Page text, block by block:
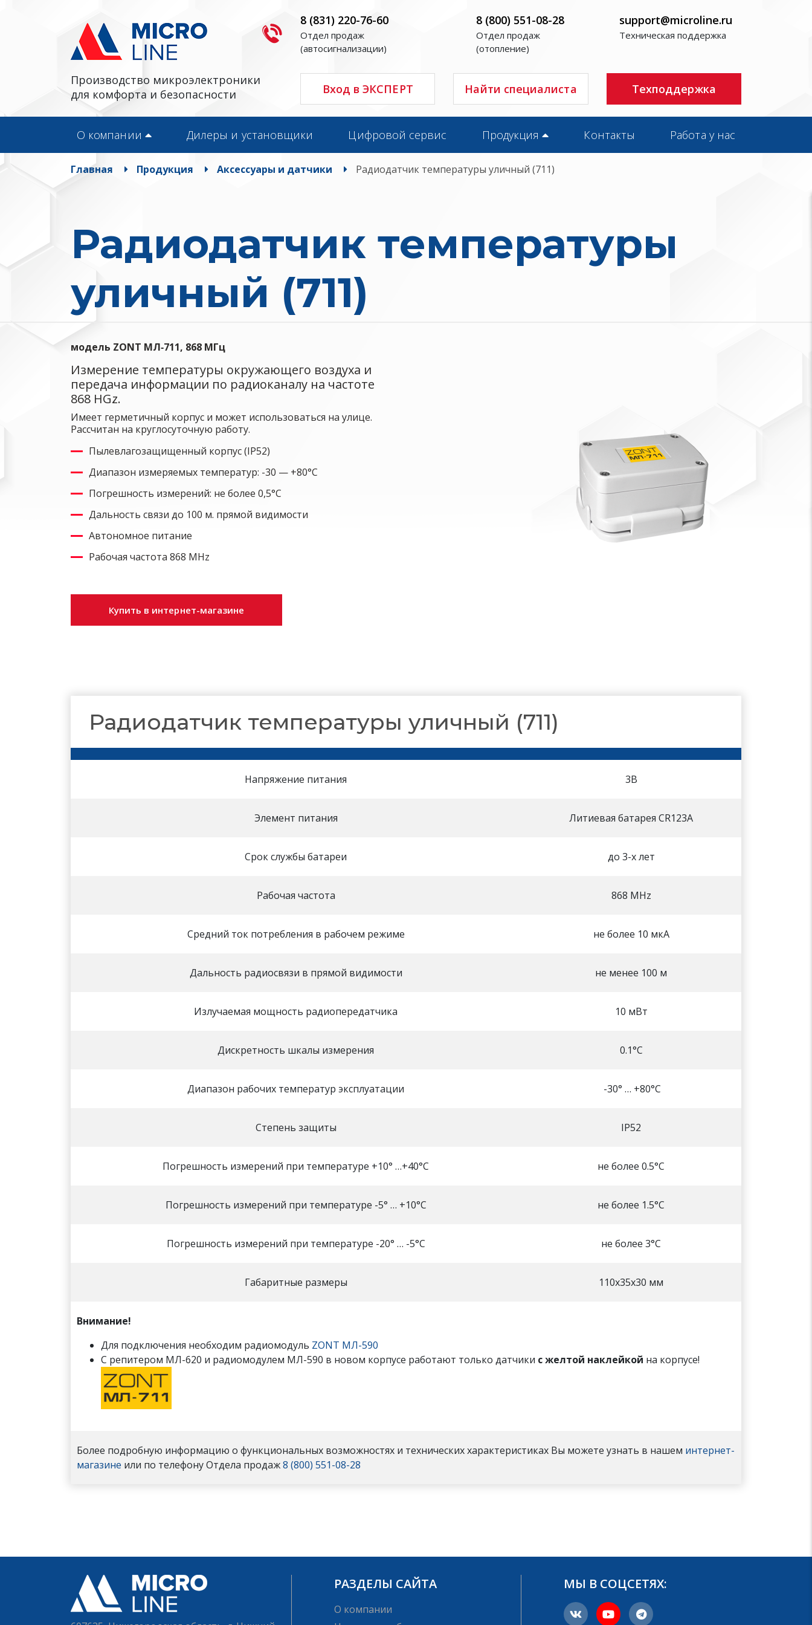
Производство микроэлектроники
для комфорта и безопасности
8 (831) 220-76-60
Отдел продаж
(автосигнализации)
8 (800) 551-08-28
Отдел продаж
(отопление)
support@microline.ru
Техническая поддержка
Вход в ЭКСПЕРТ Найти специалиста Техподдержка
О компании Дилеры и установщики Цифровой сервис Продукция Контакты Работа у нас
Главная Продукция Аксессуары и датчики Радиодатчик температуры уличный (711)
Радиодатчик температуры
уличный (711)
модель ZONT МЛ‑711, 868 МГц
Измерение температуры окружающего воздуха и
передача информации по радиоканалу на частоте
868 HGz.
Имеет герметичный корпус и может использоваться на улице.
Рассчитан на круглосуточную работу.
Пылевлагозащищенный корпус (IP52)
Диапазон измеряемых температур: -30 — +80°C
Погрешность измерений: не более 0,5°C
Дальность связи до 100 м. прямой видимости
Автономное питание
Рабочая частота 868 MHz
Купить в интернет-магазине
Радиодатчик температуры уличный (711)
Напряжение питания 3В
Элемент питания Литиевая батарея CR123А
Срок службы батареи до 3-х лет
Рабочая частота 868 МHz
Средний ток потребления в рабочем режиме не более 10 мкА
Дальность радиосвязи в прямой видимости не менее 100 м
Излучаемая мощность радиопередатчика 10 мВт
Дискретность шкалы измерения 0.1°C
Диапазон рабочих температур эксплуатации -30° … +80°C
Степень защиты IP52
Погрешность измерений при температуре +10° …+40°C не более 0.5°C
Погрешность измерений при температуре -5° … +10°C не более 1.5°C
Погрешность измерений при температуре -20° … -5°C не более 3°C
Габаритные размеры 110х35х30 мм
Внимание!
Для подключения необходим радиомодуль ZONT МЛ-590
С репитером МЛ-620 и радиомодулем МЛ-590 в новом корпусе работают только датчики с желтой наклейкой на корпусе!
Более подробную информацию о функциональных возможностях и технических характеристиках Вы можете узнать в нашем интернет-
магазине или по телефону Отдела продаж8 (800) 551-08-28
РАЗДЕЛЫ САЙТА
О компании
МЫ В СОЦСЕТЯХ: